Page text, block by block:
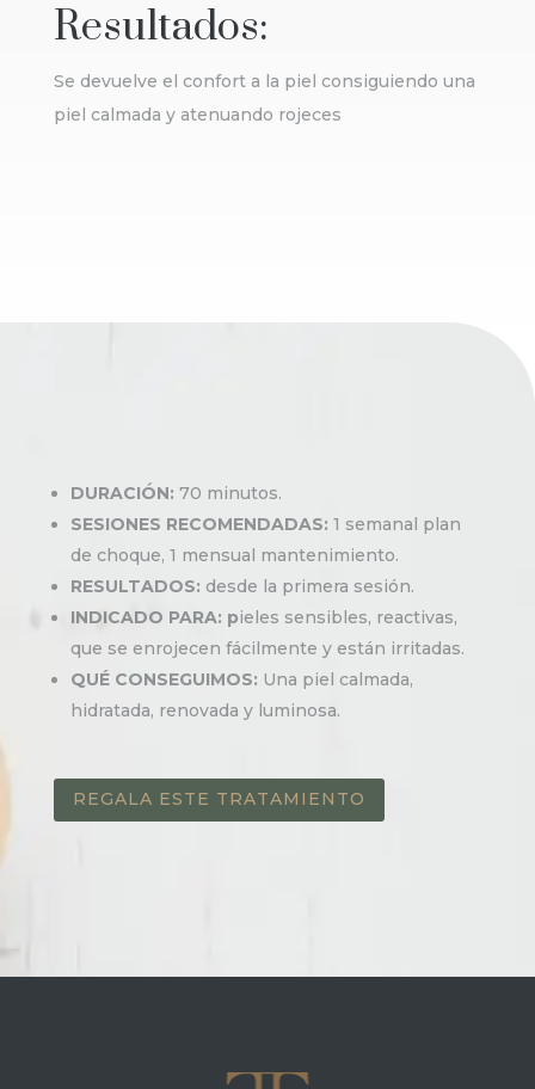
Resultados:
Se devuelve el confort a la piel consiguiendo una
piel calmada y atenuando rojeces
DURACIÓN: 70 minutos.
SESIONES RECOMENDADAS: 1 semanal plan
de choque, 1 mensual mantenimiento.
RESULTADOS: desde la primera sesión.
INDICADO PARA: pieles sensibles, reactivas,
que se enrojecen fácilmente y están irritadas.
QUÉ CONSEGUIMOS: Una piel calmada,
hidratada, renovada y luminosa.
REGALA ESTE TRATAMIENTO